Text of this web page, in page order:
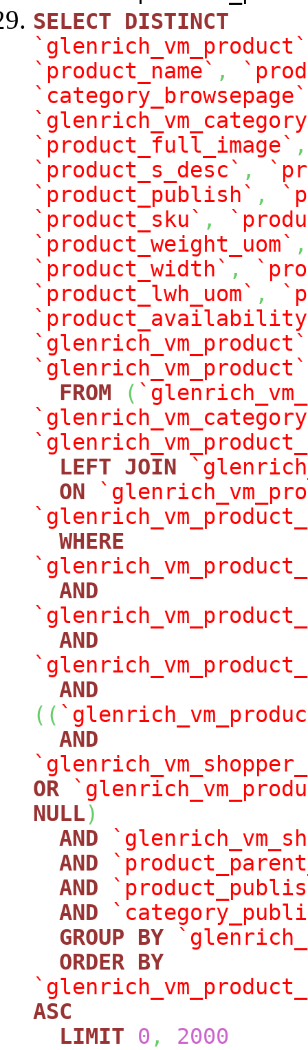
SELECT
DISTINCT
`glenrich_vm_product`
`product_name` ,
`category_browsepage`
`product_full_image` ,
`product_s_desc` ,
`product_publish` ,
`product_sku` ,
`product_weight_uom` ,
`product_width` ,
`product_lwh_uom` ,
`glenrich_vm_product`
`glenrich_vm_product`
FROM
(
LEFT JOIN
ON
WHERE
AND
AND
AND
( (
AND
OR
NULL)
AND
AND
AND
AND
GROUP
BY
ORDER BY
ASC
LIMIT
0 ,
2000